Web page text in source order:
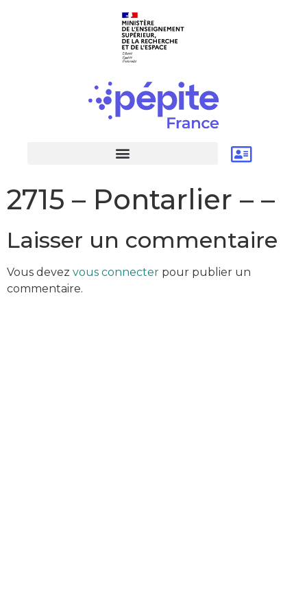
2715 – Pontarlier – –
Laisser un commentaire
Vous devez vous connecter pour publier un
commentaire.